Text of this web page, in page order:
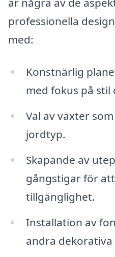
professionella
med:
Konstnärlig
med fokus på
Val av växter
jordtyp.
Skapande av
gångstigar för
tillgänglighet.
Installation av
andra dekorativa